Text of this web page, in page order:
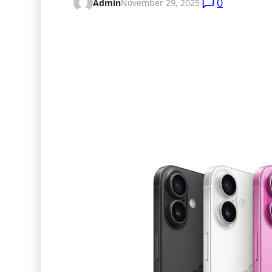
AdminNovember 29, 2025